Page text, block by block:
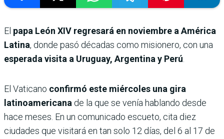
El papa León XIV regresará en noviembre a América
Latina, donde pasó décadas como misionero, con una
esperada visita a Uruguay, Argentina y Perú.
El Vaticano confirmó este miércoles una gira
latinoamericana de la que se venía hablando desde
hace meses. En un comunicado escueto, cita diez
ciudades que visitará en tan solo 12 días, del 6 al 17 de